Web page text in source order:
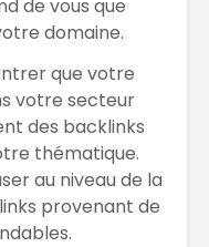
de vous que
domaine.
que votre
votre secteur
des backlinks
thématique.
au niveau de la
provenant de